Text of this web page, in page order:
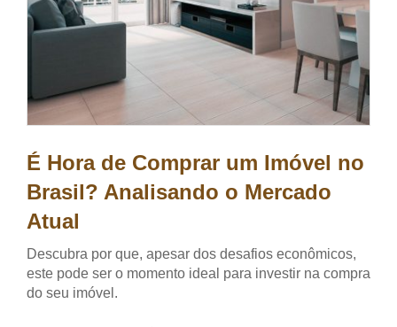
É Hora de Comprar um Imóvel no
Brasil? Analisando o Mercado
Atual
Descubra por que, apesar dos desafios econômicos,
este pode ser o momento ideal para investir na compra
do seu imóvel.